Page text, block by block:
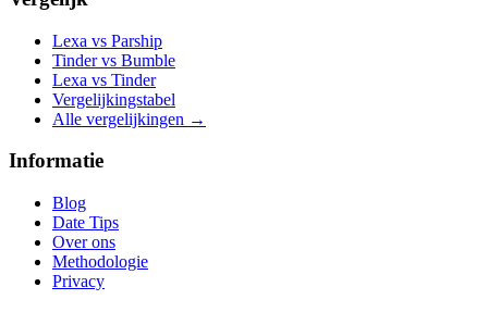
Lexa vs Parship
Tinder vs Bumble
Lexa vs Tinder
Vergelijkingstabel
Alle vergelijkingen →
Informatie
Blog
Date Tips
Over ons
Methodologie
Privacy